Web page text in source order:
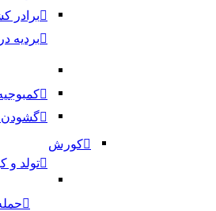
برادر
بردیه
گشودن
کورش
تولد